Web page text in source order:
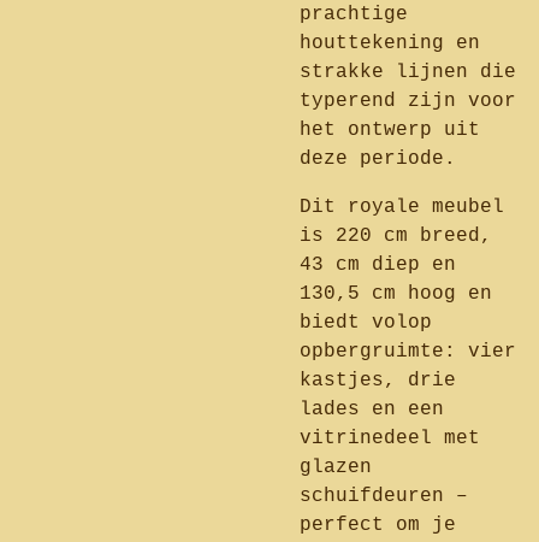
prachtige
houttekening en
strakke lijnen die
typerend zijn voor
het ontwerp uit
deze periode.
Dit royale meubel
is 220 cm breed,
43 cm diep en
130,5 cm hoog en
biedt volop
opbergruimte: vier
kastjes, drie
lades en een
vitrinedeel met
glazen
schuifdeuren –
perfect om je